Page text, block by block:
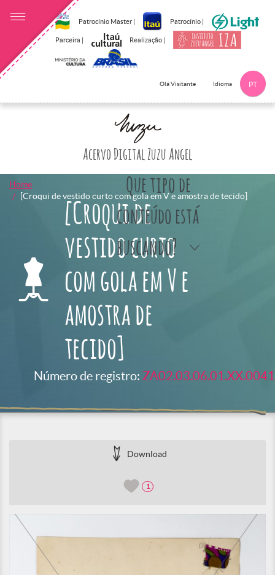
Patrocínio Master | Patrocínio |
Parceira | Realização |
Olá Visitante Idioma PT
Acervo Digital Zuzu Angel
Que tipo de
conteúdo está
buscando?
Home
[Croqui de vestido curto com gola em V e amostra de tecido]
[Croqui de
vestido curto
com gola em V e
amostra de
tecido]
Número de registro: ZA02.03.06.01.XX.0041
Download
1